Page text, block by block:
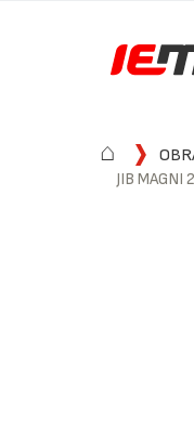
⌂
JIB MAGNI